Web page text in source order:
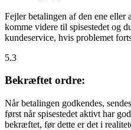
Fejler betalingen af den ene
komme videre til spisestedet og
kundeservice, hvis problemet
5.3
Bekræftet ordre:
Når betalingen godkendes,
først når spisestedet aktivt har
bekræftet, før dette er det i